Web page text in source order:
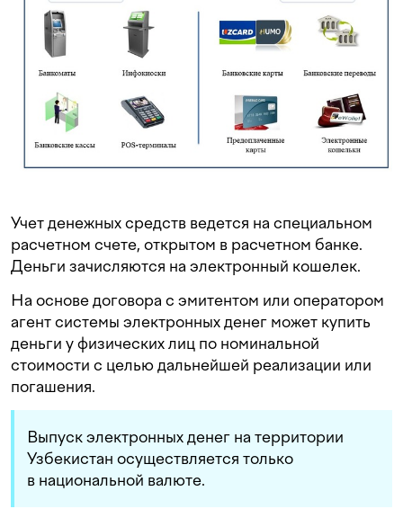
Учет денежных средств ведется на специальном
расчетном счете, открытом в расчетном банке.
Деньги зачисляются на электронный кошелек.
На основе договора с эмитентом или оператором
агент системы электронных денег может купить
деньги у физических лиц по номинальной
стоимости с целью дальнейшей реализации или
погашения.
Выпуск электронных денег на территории
Узбекистан осуществляется только
в национальной валюте.